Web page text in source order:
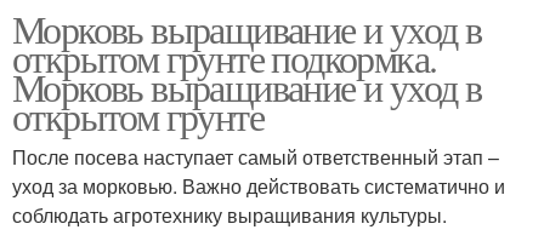
Морковь выращивание и уход в
открытом грунте подкормка.
Морковь выращивание и уход в
открытом грунте
После посева наступает самый ответственный этап –
уход за морковью. Важно действовать систематично и
соблюдать агротехнику выращивания культуры.